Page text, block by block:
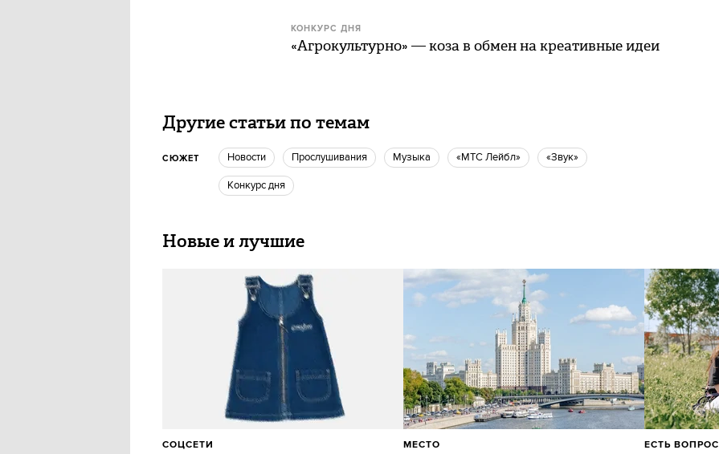
КОНКУРС ДНЯ
«Агрокультурно» — коза в обмен на креативные идеи
Другие статьи по темам
СЮЖЕТ новости прослушивания музыка «МТС Лейбл» «Звук»
Конкурс дня
Новые и лучшие
СОЦСЕТИ МЕСТО ЕСТЬ ВОПРОС